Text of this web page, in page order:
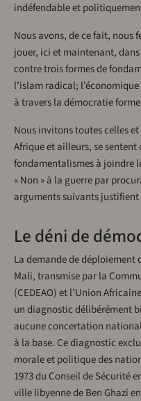
indéfendable et
Nous avons, de ce fait, nous
jouer, ici et maintenant,
contre trois formes de
l’islam radical;
à travers la démocratie
Nous invitons toutes celles
Afrique et ailleurs, se
fondamentalismes à joindre
« Non » à la guerre par
arguments suivants justifient
Le déni de
La demande de déploiement
Mali, transmise par la
(CEDEAO) et l’Union
un diagnostic délibérément
aucune concertation
à la base. Ce diagnostic
morale et politique des
1973 du Conseil de Sécurité
ville libyenne de Ben Ghazi